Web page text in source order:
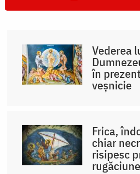
Vederea
în
veșnicie
Frica,
chiar
risipesc
rugăciune